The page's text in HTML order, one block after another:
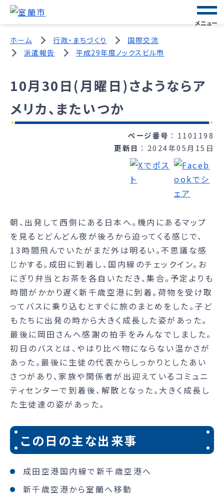
メニュー
ホーム 行政・まちづくり
国際交流
派遣報告
平成29年度ノックスビル市
10月30日(月曜日)さようならア
メリカ、またいつか
ページ番号
1101198
更新日
2024年05月15日
朝、出発して西側にある日本へ。機内にあるマップ
を見るとどんどん夜が後ろから迫ってくる感じで、
13時間飛んでいたがまだ外は明るい。不思議な感
じかする。成田に到着し、国内線のチェックイン。お
にぎり弁当とお茶を各自いただき、集合。予定よりも
時間がかかり遅く新千歳空港に到着。荷物を受け取
ってバスに乗り込むとすぐに旅のまとめをした。子ど
もたちに出発の時から大きく成長した姿があった。
最後に岡田さんへ感謝の拍手をみんなでしました。
初日のバスとは、やはり比べ物にならない温かさが
あった。最後に生徒の代表からしっかりとしたあい
さつがあり、家族や関係者が出迎えているコミュニ
ティセンターで到着後、解散となった。大きく成長し
た生徒達の姿があった。
この日の主な出来事
成田空港国内線で新千歳空港へ
新千歳空港から室蘭へ移動